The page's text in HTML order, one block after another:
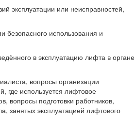
эксплуатации или неисправностей,
безопасного использования и
в эксплуатацию лифта в органе
вопросы организации
где используется лифтовое
вопросы подготовки работников,
занятых эксплуатацией лифтового